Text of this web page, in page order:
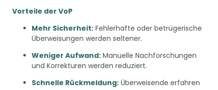
Vorteile der VoP
Mehr Sicherheit: Fehlerhafte oder betrügerische
Überweisungen werden seltener.
Weniger Aufwand: Manuelle Nachforschungen
und Korrekturen werden reduziert.
Schnelle Rückmeldung: Überweisende erfahren